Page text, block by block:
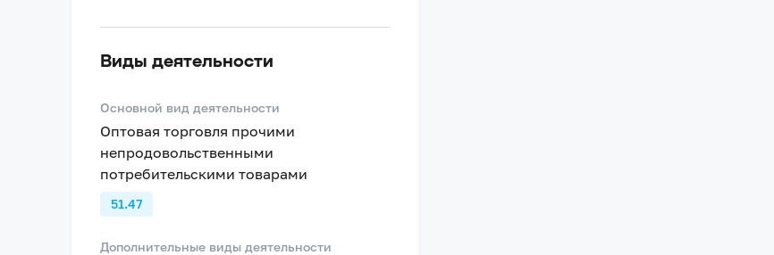
Виды деятельности
Основной вид деятельности
Оптовая торговля прочими
непродовольственными
потребительскими товарами
51.47
Дополнительные виды деятельности